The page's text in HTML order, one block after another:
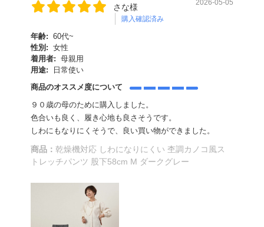
さな様
購入確認済み
2026-05-05
年齢: 60代~
性別: 女性
着用者: 母親用
用途:
日常使い
商品のオススメ度について
９０歳の母のために購入しました。
色合いも良く、履き心地も良さそうです。
しわにもなりにくそうで、良い買い物ができました。
商品：乾燥機対応 しわになりにくい 杢調カノコ風ス
トレッチパンツ 股下58cm M ダークグレー